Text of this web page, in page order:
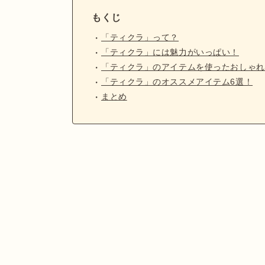
もくじ
「ティクラ」って？
「ティクラ」には魅力がいっぱい！
「ティクラ」のアイテムを使ったおしゃ
「ティクラ」のオススメアイテム6選！
まとめ